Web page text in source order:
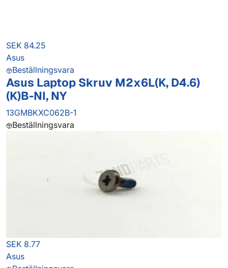
SEK 84.25
Asus
Beställningsvara
Asus Laptop Skruv M2x6L(K, D4.6)
(K)B-NI, NY
13GMBKXC062B-1
Beställningsvara
SEK 8.77
Asus